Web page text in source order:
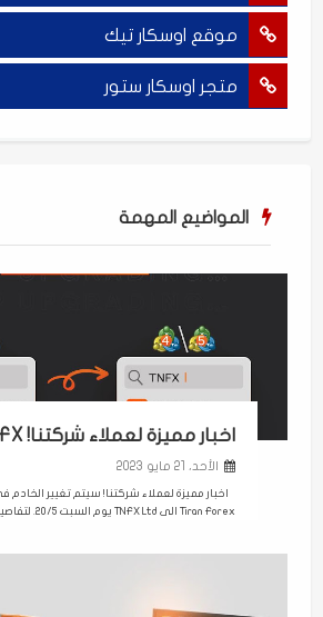
موقع اوسكار تيك
متجر اوسكار ستور
المواضيع المهمة
اخبار مميزة لعملاء شركتنا! TNFX
الأحد، 21 مايو 2023
اخبار مميزة لعملاء شركتنا! سيتم تغيير الخادم
Tiran Forex الى TNFX Ltd يوم السبت 20/5. لتفاصيل أكثر قم بالاطلاع عل...